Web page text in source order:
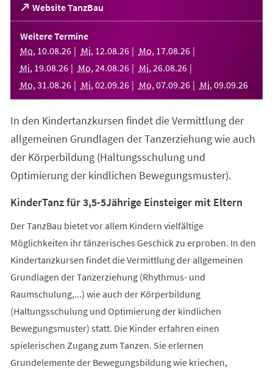
Website TanzBau
(Öffnet
in
einem
neuen
Tab)
Weitere Termine
Mo, 10.08.26 Mi, 12.08.26 Mo, 17.08.26
Mi, 19.08.26 Mo, 24.08.26 Mi, 26.08.26
Mo, 31 .08.26 Mi, 02.09.26 Mo, 07.09.26 Mi, 09.09.26
In den Kindertanzkursen findet die Vermittlung der
allgemeinen Grundlagen der Tanzerziehung wie auch
der Körperbildung (Haltungsschulung und
Optimierung der kindlichen Bewegungsmuster).
KinderTanz für 3,5-5Jährige Einsteiger mit Eltern
Der TanzBau bietet vor allem Kindern vielfältige
Möglichkeiten ihr tänzerisches Geschick zu erproben. In den
Kindertanzkursen findet die Vermittlung der allgemeinen
Grundlagen der Tanzerziehung (Rhythmus- und
Raumschulung,...) wie auch der Körperbildung
(Haltungsschulung und Optimierung der kindlichen
Bewegungsmuster) statt. Die Kinder erfahren einen
spielerischen Zugang zum Tanzen. Sie erlernen
Grundelemente der Bewegungsbildung wie kriechen,